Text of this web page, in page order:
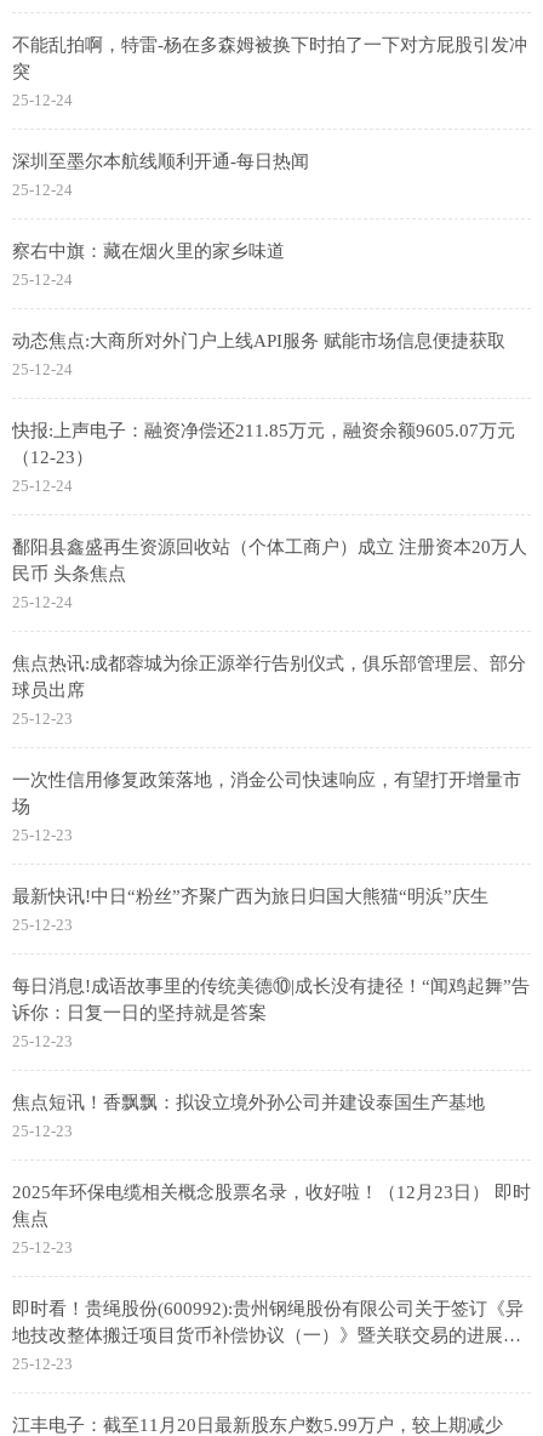
不能乱拍啊，特雷-杨在多森姆被换下时拍了一下对方屁股引发冲
突
25-12-24
深圳至墨尔本航线顺利开通-每日热闻
25-12-24
察右中旗：藏在烟火里的家乡味道
25-12-24
动态焦点:大商所对外门户上线API服务 赋能市场信息便捷获取
25-12-24
快报:上声电子：融资净偿还211.85万元，融资余额9605.07万元
（12-23）
25-12-24
鄱阳县鑫盛再生资源回收站（个体工商户）成立 注册资本20万人
民币 头条焦点
25-12-24
焦点热讯:成都蓉城为徐正源举行告别仪式，俱乐部管理层、部分
球员出席
25-12-23
一次性信用修复政策落地，消金公司快速响应，有望打开增量市
场
25-12-23
最新快讯!中日“粉丝”齐聚广西为旅日归国大熊猫“明浜”庆生
25-12-23
每日消息!成语故事里的传统美德⑩|成长没有捷径！“闻鸡起舞”告
诉你：日复一日的坚持就是答案
25-12-23
焦点短讯！香飘飘：拟设立境外孙公司并建设泰国生产基地
25-12-23
2025年环保电缆相关概念股票名录，收好啦！（12月23日） 即时
焦点
25-12-23
即时看！贵绳股份(600992):贵州钢绳股份有限公司关于签订《异
地技改整体搬迁项目货币补偿协议（一）》暨关联交易的进展公
告
25-12-23
江丰电子：截至11月20日最新股东户数5.99万户，较上期减少